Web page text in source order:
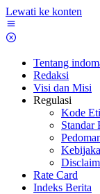
Lewati ke konten
Tentang
Redaksi
Visi dan Misi
Regulasi
Kode
Standar
Rate Card
Indeks Berita